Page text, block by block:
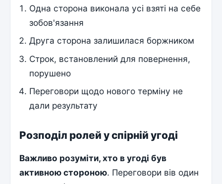
Одна сторона виконала усі взяті на себе
зобов'язання
Друга сторона залишилася боржником
Строк, встановлений для повернення,
порушено
Переговори щодо нового терміну не
дали результату
Розподіл ролей у спірній угоді
Важливо розуміти, хто в угоді був
активною стороною. Переговори вів один